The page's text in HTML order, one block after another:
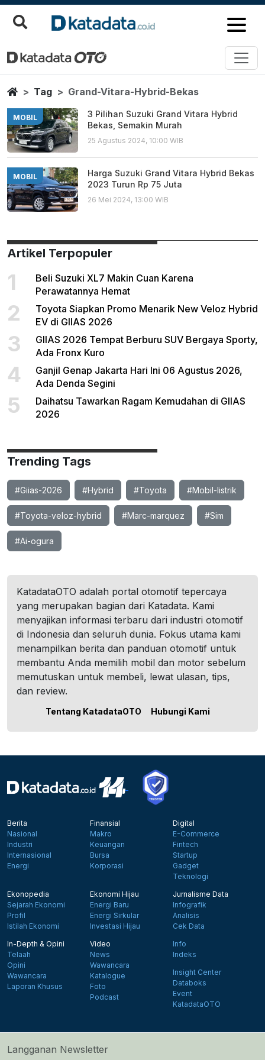
Grand Vitara Hybrid Bekas
Berita Terbaru
HomeTag Grand-Vitara-Hybrid-Bekas
MOBIL
3 Pilihan Suzuki Grand Vitara Hybrid
Bekas, Semakin Murah
25 Agustus 2024, 10:00 WIB
MOBIL
Harga Suzuki Grand Vitara Hybrid Bekas
2023 Turun Rp 75 Juta
26 Mei 2024, 13:00 WIB
Artikel Terpopuler
1
Beli Suzuki XL7 Makin Cuan Karena
Perawatannya Hemat
2
Toyota Siapkan Promo Menarik New Veloz Hybrid
EV di GIIAS 2026
3
GIIAS 2026 Tempat Berburu SUV Bergaya Sporty,
Ada Fronx Kuro
4
Ganjil Genap Jakarta Hari Ini 06 Agustus 2026,
Ada Denda Segini
5
Daihatsu Tawarkan Ragam Kemudahan di GIIAS
2026
Trending Tags
#Giias-2026 #Hybrid #Toyota #Mobil-listrik
#Toyota-veloz-hybrid #Marc-marquez #Sim
#Ai-ogura
KatadataOTO adalah portal otomotif tepercaya
yang merupakan bagian dari Katadata. Kami
menyajikan informasi terbaru dari industri otomotif
di Indonesia dan seluruh dunia. Fokus utama kami
menampilkan berita dan panduan otomotif untuk
membantu Anda memilih mobil dan motor sebelum
memutuskan untuk membeli, lewat ulasan, tips,
dan review.
Tentang KatadataOTO Hubungi Kami
Berita
Nasional
Industri
Internasional
Energi
Finansial
Makro
Keuangan
Bursa
Korporasi
Digital
E-Commerce
Fintech
Startup
Gadget
Teknologi
Ekonopedia
Sejarah Ekonomi
Profil
Istilah Ekonomi
Ekonomi Hijau
Energi Baru
Energi Sirkular
Investasi Hijau
Jurnalisme Data
Infografik
Analisis
Cek Data
In-Depth & Opini
Telaah
Opini
Wawancara
Laporan Khusus
Video
News
Wawancara
Katalogue
Foto
Podcast
Info
Indeks
Insight Center
Databoks
Event
KatadataOTO
Langganan Newsletter